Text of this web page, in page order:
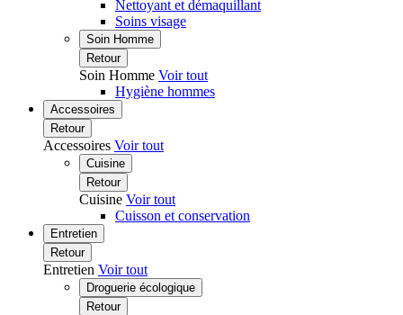
Nettoyant et démaquillant
Soins visage
Soin Homme
Retour
Soin Homme Voir tout
Hygiène hommes
Accessoires
Retour
Accessoires Voir tout
Cuisine
Retour
Cuisine Voir tout
Cuisson et conservation
Entretien
Retour
Entretien Voir tout
Droguerie écologique
Retour